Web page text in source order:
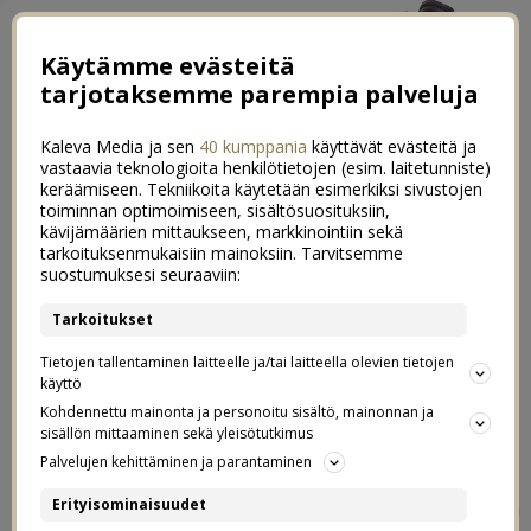
←Meidän joulupöytä 2019
Kohta meillä on joulu→
Luukku 23. Aattoaamun
selviytymispakkaukset
23.12.2019
Tämä klassikko on ollut meillä käytössä jo vuosikaudet.
”aattoaamun selviytymispaketit”,
Käytämme evästeitä
tarjotaksemme parempia palveluja
Kaleva Media ja sen 40 kumppania käyttävät evästeitä ja
vastaavia teknologioita henkilötietojen (esim. laitetunniste)
keräämiseen. Tekniikoita käytetään esimerkiksi sivustojen
toiminnan optimoimiseen, sisältösuosituksiin,
kävijämäärien mittaukseen, markkinointiin sekä
tarkoituksenmukaisiin mainoksiin. Tarvitsemme
suostumuksesi seuraaviin:
Tarkoitukset
Tietojen tallentaminen laitteelle ja/tai laitteella olevien tietojen
käyttö
Kohdennettu mainonta ja personoitu sisältö, mainonnan ja
sisällön mittaaminen sekä yleisötutkimus
Palvelujen kehittäminen ja parantaminen
Erityisominaisuudet